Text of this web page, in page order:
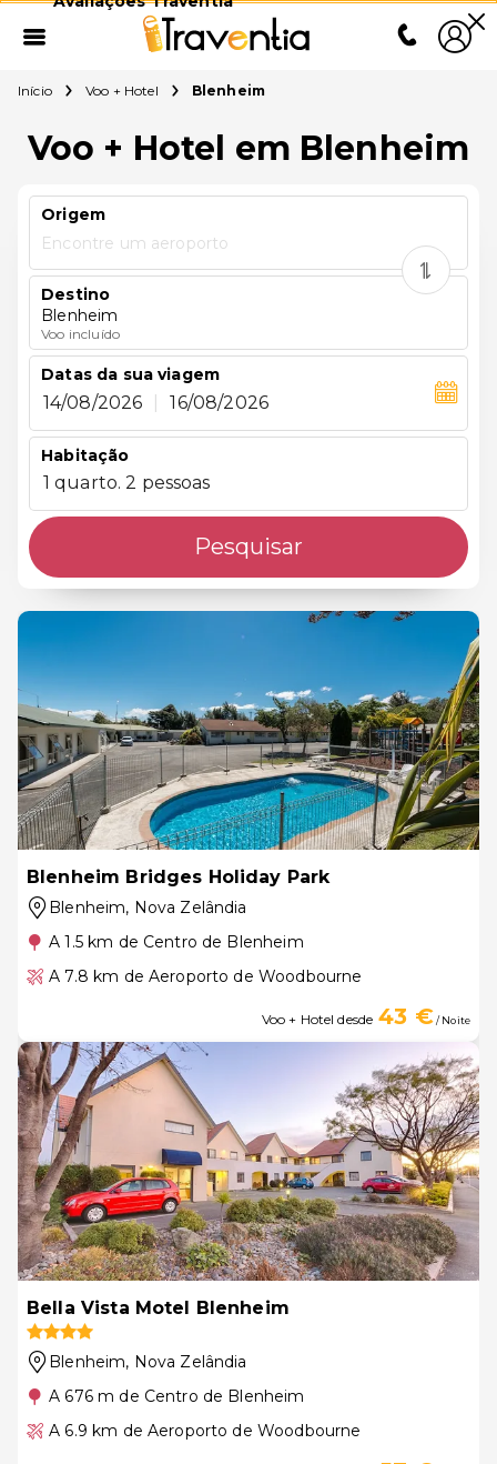
Início Voo + Hotel Blenheim
Voo + Hotel em Blenheim
Origem
Encontre um aeroporto
Destino
Blenheim
Voo incluído
Datas da sua viagem
14/08/2026 16/08/2026
Habitação
1 quarto. 2 pessoas
Pesquisar
Blenheim Bridges Holiday Park
Blenheim, Nova Zelândia
A 1.5 km de Centro de Blenheim
A 7.8 km de Aeroporto de Woodbourne
Voo + Hotel desde 43 €/ Noite
Bella Vista Motel Blenheim
Blenheim, Nova Zelândia
A 676 m de Centro de Blenheim
A 6.9 km de Aeroporto de Woodbourne